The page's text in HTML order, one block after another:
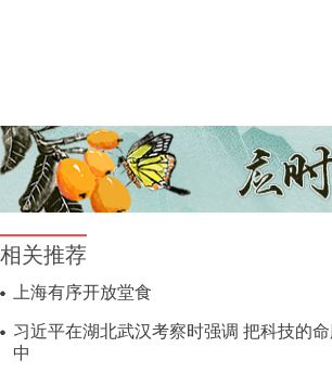
相关推荐
上海有序开放堂食
习近平在湖北武汉考察时强调 把科技的
中